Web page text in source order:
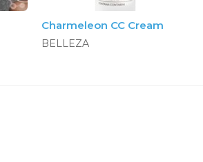
Charmeleon CC Cream
BELLEZA